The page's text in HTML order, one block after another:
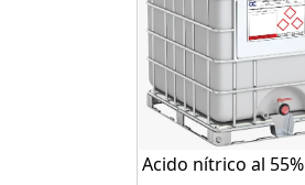
Acido nítrico al 55%